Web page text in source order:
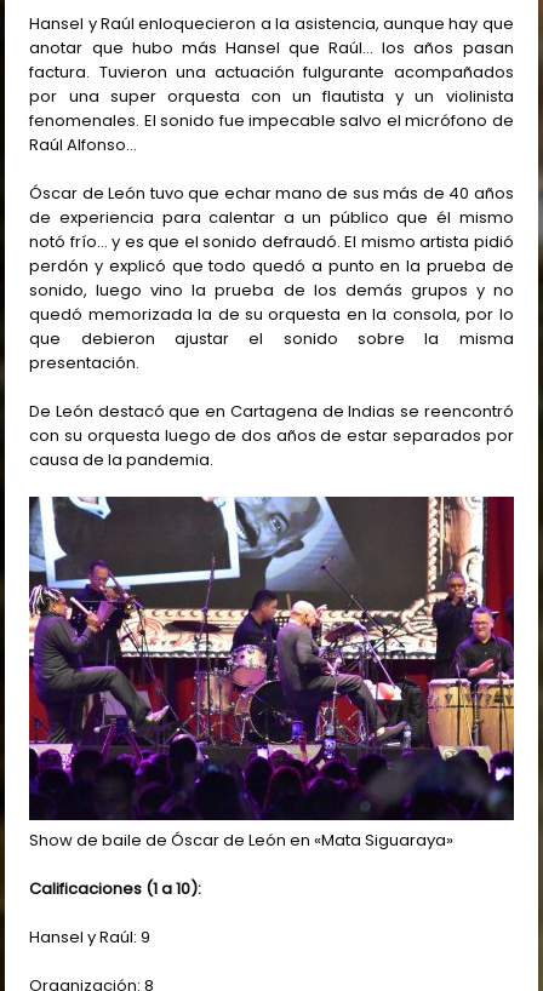
Hansel y Raúl enloquecieron a la asistencia, aunque hay que
anotar que hubo más Hansel que Raúl… los años pasan
factura. Tuvieron una actuación fulgurante acompañados
por una super orquesta con un flautista y un violinista
fenomenales. El sonido fue impecable salvo el micrófono de
Raúl Alfonso…
Óscar de León tuvo que echar mano de sus más de 40 años
de experiencia para calentar a un público que él mismo
notó frío… y es que el sonido defraudó. El mismo artista pidió
perdón y explicó que todo quedó a punto en la prueba de
sonido, luego vino la prueba de los demás grupos y no
quedó memorizada la de su orquesta en la consola, por lo
que debieron ajustar el sonido sobre la misma
presentación.
De León destacó que en Cartagena de Indias se reencontró
con su orquesta luego de dos años de estar separados por
causa de la pandemia.
Show de baile de Óscar de León en «Mata Siguaraya»
Calificaciones (1 a 10):
Hansel y Raúl: 9
Organización: 8